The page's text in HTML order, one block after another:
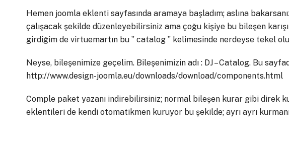
Hemen joomla eklenti sayfasında aramaya başladım; aslına
çalışacak şekilde düzenleyebilirsiniz ama çoğu kişiye bu bileşen
girdiğim de virtuemartın bu ” catalog ” kelimesinde nerdeyse tekel
Neyse, bileşenimize geçelim. Bileşenimizin adı : DJ – Catalog. Bu
http://www.design-joomla.eu/downloads/download/components.html
Comple paket yazanı indirebilirsiniz; normal bileşen kurar gibi direk
eklentileri de kendi otomatikmen kuruyor bu şekilde; ayrı ayrı